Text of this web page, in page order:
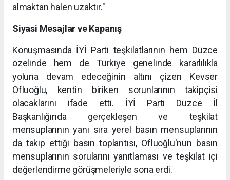
almaktan halen uzaktır."
Siyasi Mesajlar ve Kapanış
Konuşmasında İYİ Parti teşkilatlarının hem Düzce
özelinde hem de Türkiye genelinde kararlılıkla
yoluna devam edeceğinin altını çizen Kevser
Ofluoğlu, kentin biriken sorunlarının takipçisi
olacaklarını ifade etti. İYİ Parti Düzce İl
Başkanlığında gerçekleşen ve teşkilat
mensuplarının yanı sıra yerel basın mensuplarının
da takip ettiği basın toplantısı, Ofluoğlu'nun basın
mensuplarının sorularını yanıtlaması ve teşkilat içi
değerlendirme görüşmeleriyle sona erdi.